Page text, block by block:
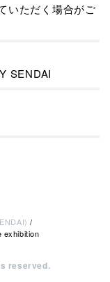
いただく場合がご
SENDAI
exhibition
reserved.